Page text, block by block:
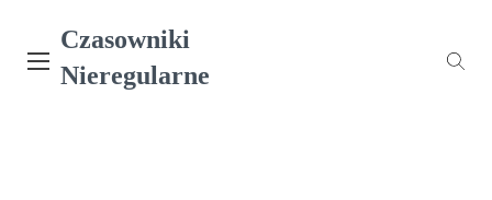
content
Czasowniki
Nieregularne